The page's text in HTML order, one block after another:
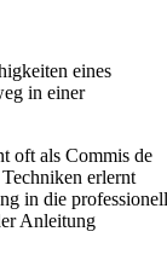
eines
in einer
oft als Commis de
erlernt
in die
Anleitung